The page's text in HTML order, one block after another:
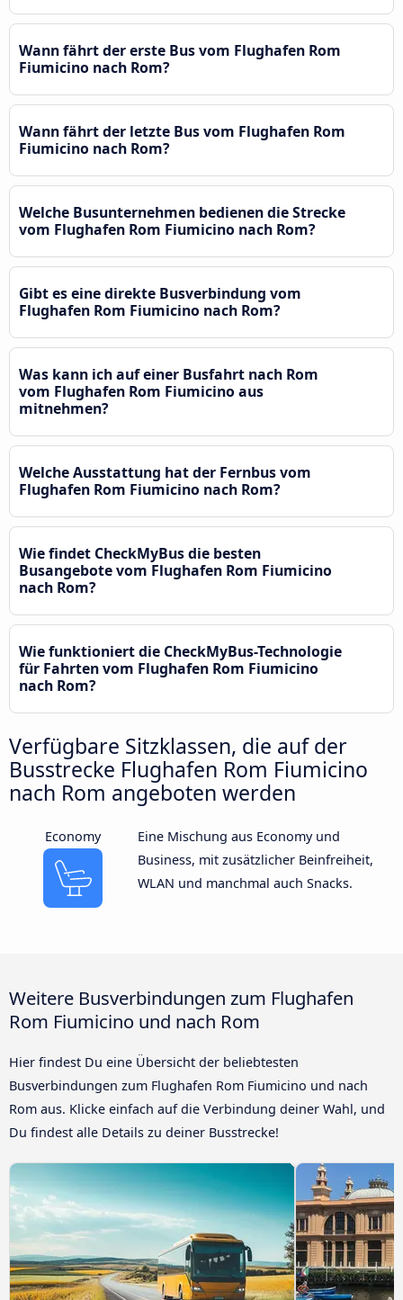
Wann fährt der erste Bus vom Flughafen Rom
Fiumicino nach Rom?
Wann fährt der letzte Bus vom Flughafen Rom
Fiumicino nach Rom?
Welche Busunternehmen bedienen die Strecke
vom Flughafen Rom Fiumicino nach Rom?
Gibt es eine direkte Busverbindung vom
Flughafen Rom Fiumicino nach Rom?
Was kann ich auf einer Busfahrt nach Rom
vom Flughafen Rom Fiumicino aus
mitnehmen?
Welche Ausstattung hat der Fernbus vom
Flughafen Rom Fiumicino nach Rom?
Wie findet CheckMyBus die besten
Busangebote vom Flughafen Rom Fiumicino
nach Rom?
Wie funktioniert die CheckMyBus-Technologie
für Fahrten vom Flughafen Rom Fiumicino
nach Rom?
Verfügbare Sitzklassen, die auf der
Busstrecke Flughafen Rom Fiumicino
nach Rom angeboten werden
Economy
Eine Mischung aus Economy und
Business, mit zusätzlicher Beinfreiheit,
WLAN und manchmal auch Snacks.
Weitere Busverbindungen zum Flughafen
Rom Fiumicino und nach Rom
Hier findest Du eine Übersicht der beliebtesten
Busverbindungen zum Flughafen Rom Fiumicino und nach
Rom aus. Klicke einfach auf die Verbindung deiner Wahl, und
Du findest alle Details zu deiner Busstrecke!